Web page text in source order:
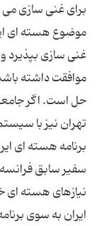
برای غنی سازی می
موضوع هسته ای
غنی سازی بپذیرد
موافقت داشته
حل است. اگر
تهران نیز با
برنامه هسته ای
سفیر سابق فرانسه
نیازهای هسته ای
ایران به سوی